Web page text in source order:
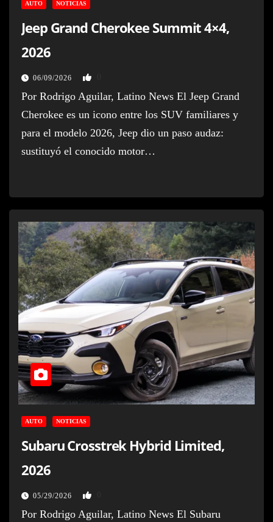
AUTO NOTICIAS
Jeep Grand Cherokee Summit 4×4,
2026
06/09/2026
Por Rodrigo Aguilar, Latino News El Jeep Grand
Cherokee es un icono entre los SUV familiares y
para el modelo 2026, Jeep dio un paso audaz:
sustituyó el conocido motor…
AUTO NOTICIAS
Subaru Crosstrek Hybrid Limited,
2026
05/29/2026
Por Rodrigo Aguilar, Latino News El Subaru